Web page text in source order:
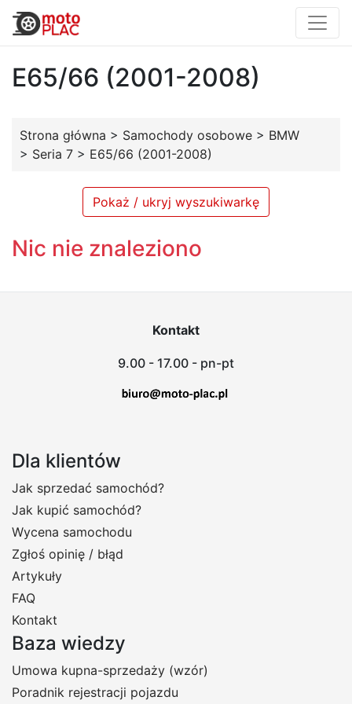
E65/66 (2001-2008)
Strona główna > Samochody osobowe > BMW
> Seria 7 > E65/66 (2001-2008)
Pokaż / ukryj wyszukiwarkę
Nic nie znaleziono
Kontakt
9.00 - 17.00 - pn-pt
Dla klientów
Jak sprzedać samochód?
Jak kupić samochód?
Wycena samochodu
Zgłoś opinię / błąd
Artykuły
FAQ
Kontakt
Baza wiedzy
Umowa kupna-sprzedaży (wzór)
Poradnik rejestracji pojazdu